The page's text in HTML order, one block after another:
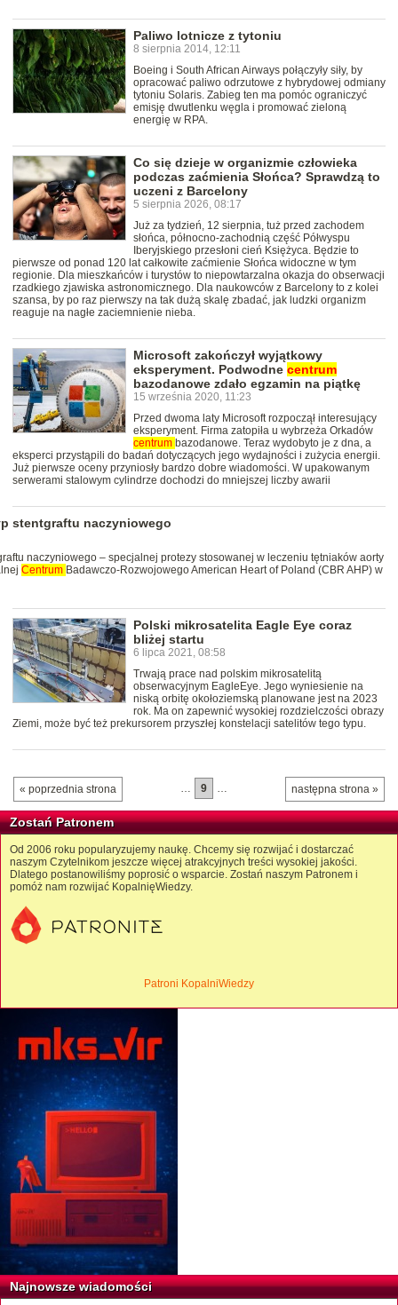
Paliwo lotnicze z tytoniu
8 sierpnia 2014, 12:11
Boeing i South African Airways połączyły siły, by
opracować paliwo odrzutowe z hybrydowej odmiany
tytoniu Solaris. Zabieg ten ma pomóc ograniczyć
emisję dwutlenku węgla i promować zieloną
energię w RPA.
Co się dzieje w organizmie człowieka
podczas zaćmienia Słońca? Sprawdzą to
uczeni z Barcelony
5 sierpnia 2026, 08:17
Już za tydzień, 12 sierpnia, tuż przed zachodem
słońca, północno-zachodnią część Półwyspu
Iberyjskiego przesłoni cień Księżyca. Będzie to
pierwsze od ponad 120 lat całkowite zaćmienie Słońca widoczne w tym
regionie. Dla mieszkańców i turystów to niepowtarzalna okazja do obserwacji
rzadkiego zjawiska astronomicznego. Dla naukowców z Barcelony to z kolei
szansa, by po raz pierwszy na tak dużą skalę zbadać, jak ludzki organizm
reaguje na nagłe zaciemnienie nieba.
Microsoft zakończył wyjątkowy
eksperyment. Podwodne centrum
bazodanowe zdało egzamin na piątkę
15 września 2020, 11:23
Przed dwoma laty Microsoft rozpoczął interesujący
eksperyment. Firma zatopiła u wybrzeża Orkadów
centrum bazodanowe. Teraz wydobyto je z dna, a
eksperci przystąpili do badań dotyczących jego wydajności i zużycia energii.
Już pierwsze oceny przyniosły bardzo dobre wiadomości. W upakowanym
serwerami stalowym cylindrze dochodzi do mniejszej liczby awarii
stentgraftu naczyniowego
naczyniowego – specjalnej protezy stosowanej w leczeniu tętniaków aorty
Centrum Badawczo-Rozwojowego American Heart of Poland (CBR AHP) w
Polski mikrosatelita Eagle Eye coraz
bliżej startu
6 lipca 2021, 08:58
Trwają prace nad polskim mikrosatelitą
obserwacyjnym EagleEye. Jego wyniesienie na
niską orbitę okołoziemską planowane jest na 2023
rok. Ma on zapewnić wysokiej rozdzielczości obrazy
Ziemi, może być też prekursorem przyszłej konstelacji satelitów tego typu.
« poprzednia strona następna strona »
… 9 …
Zostań Patronem
Od 2006 roku popularyzujemy naukę. Chcemy się rozwijać i dostarczać
naszym Czytelnikom jeszcze więcej atrakcyjnych treści wysokiej jakości.
Dlatego postanowiliśmy poprosić o wsparcie. Zostań naszym Patronem i
pomóż nam rozwijać KopalnięWiedzy.
Patroni KopalniWiedzy
Najnowsze wiadomości